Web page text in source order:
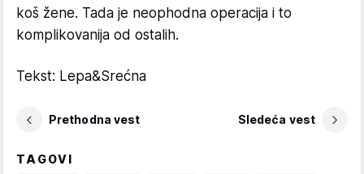
koš žene. Tada je neophodna operacija i to
komplikovanija od ostalih.
Tekst: Lepa&Srećna
Prethodna vest Sledeća vest
TAGOVI